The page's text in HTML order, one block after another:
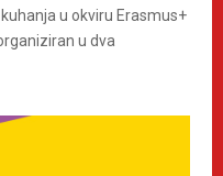
u okviru Erasmus+
u dva